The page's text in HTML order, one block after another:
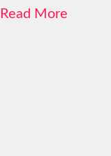
Read More